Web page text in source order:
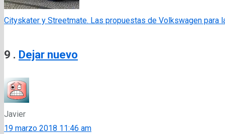
Cityskater y Streetmate. Las propuestas de Volkswagen para
9 Comentarios
. Dejar nuevo
Javier
19 marzo 2018 11:46 am